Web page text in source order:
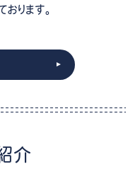
ります。
介